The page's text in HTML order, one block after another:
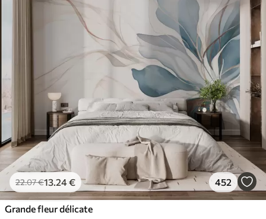
22.07€13.24€ 452
Grande fleur délicate